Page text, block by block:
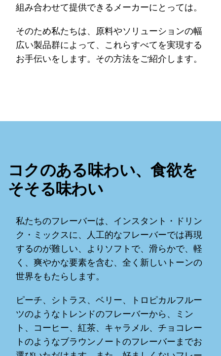
組み合わせて提供できるメーカーにとっては。
そのため私たちは、原料やソリューションの幅
広い製品群によって、これらすべてを実現する
お手伝いをします。その方法をご紹介します。
コクのある味わい、食欲を
そそる味わい
私たちのフレーバーは、インスタント・ドリン
ク・ミックスに、人工的なフレーバーでは再現
するのが難しい、よりソフトで、滑らかで、軽
く、爽やかな要素を含む、全く新しいトーンの
世界をもたらします。
ピーチ、シトラス、ベリー、トロピカルフルー
ツのようなトレンドのフレーバーから、ミン
ト、コーヒー、紅茶、キャラメル、チョコレー
トのようなブラウンノートのフレーバーまでお